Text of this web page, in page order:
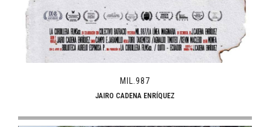
MIL.987
JAIRO CADENA ENRÍQUEZ